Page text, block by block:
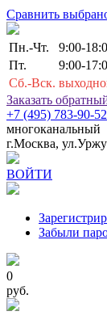
Сравнить
Пн.-Чт.
9:00-
Пт.
9:00-
Сб.-Вск.
Заказать
+7 (495) 783-90-52
многоканальный
г.Москва,
ВОЙТИ
Забыли
0
руб.